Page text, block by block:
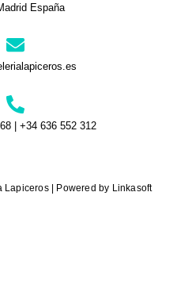
España
| +34 636 552 312
| Powered by Linkasoft